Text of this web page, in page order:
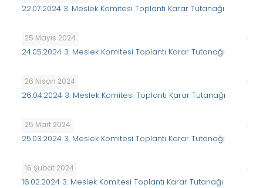
22.07.2024 3. Meslek Komitesi Toplantı Karar Tutanağı
25 Mayıs 2024
24.05.2024 3. Meslek Komitesi Toplantı Karar Tutanağı
26 Nisan 2024
26.04.2024 3. Meslek Komitesi Toplantı Karar Tutanağı
25 Mart 2024
25.03.2024 3. Meslek Komitesi Toplantı Karar Tutanağı
16 Şubat 2024
16.02.2024 3. Meslek Komitesi Toplantı Karar Tutanağı